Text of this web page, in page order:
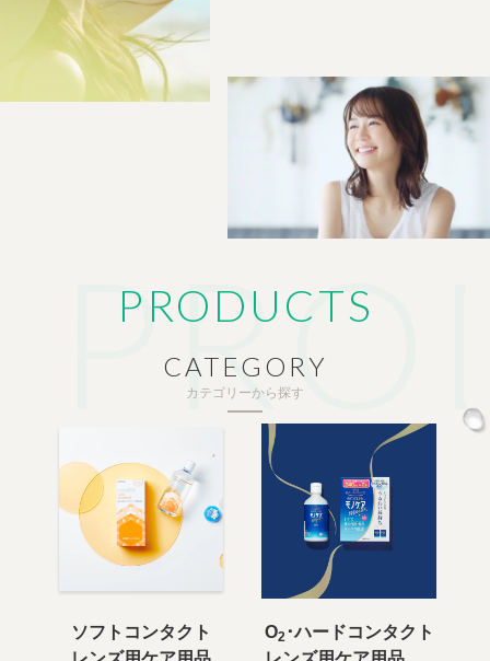
PRODUCTS
CATEGORY
カテゴリーから探す
ソフトコンタクト
O2 ･ハードコンタクト